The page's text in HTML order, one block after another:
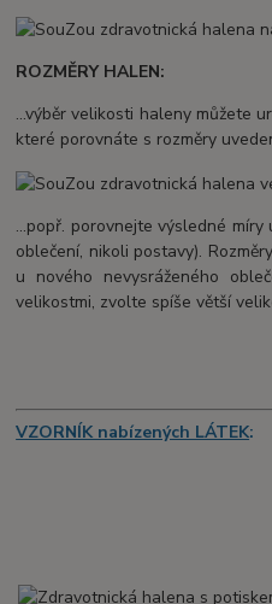
ROZMĚRY HALEN:
...výběr velikosti haleny můžete
které porovnáte s rozměry
...popř. porovnejte výsledné
oblečení, nikoli postavy).
u nového nevysráženého
velikostmi, zvolte spíše větší
VZORNÍK nabízených LÁTEK: